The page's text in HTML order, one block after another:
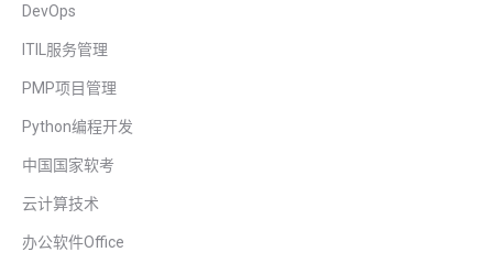
DevOps
ITIL服务管理
PMP项目管理
Python编程开发
中国国家软考
云计算技术
办公软件Office